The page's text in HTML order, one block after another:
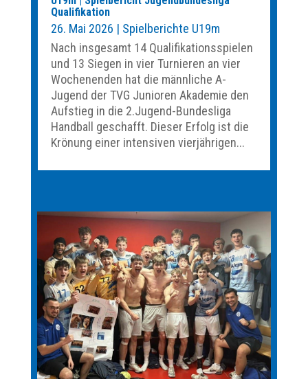
Qualifikation
26. Mai 2026 | Spielberichte U19m
Nach insgesamt 14 Qualifikationsspielen
und 13 Siegen in vier Turnieren an vier
Wochenenden hat die männliche A-
Jugend der TVG Junioren Akademie den
Aufstieg in die 2.Jugend-Bundesliga
Handball geschafft. Dieser Erfolg ist die
Krönung einer intensiven vierjährigen...